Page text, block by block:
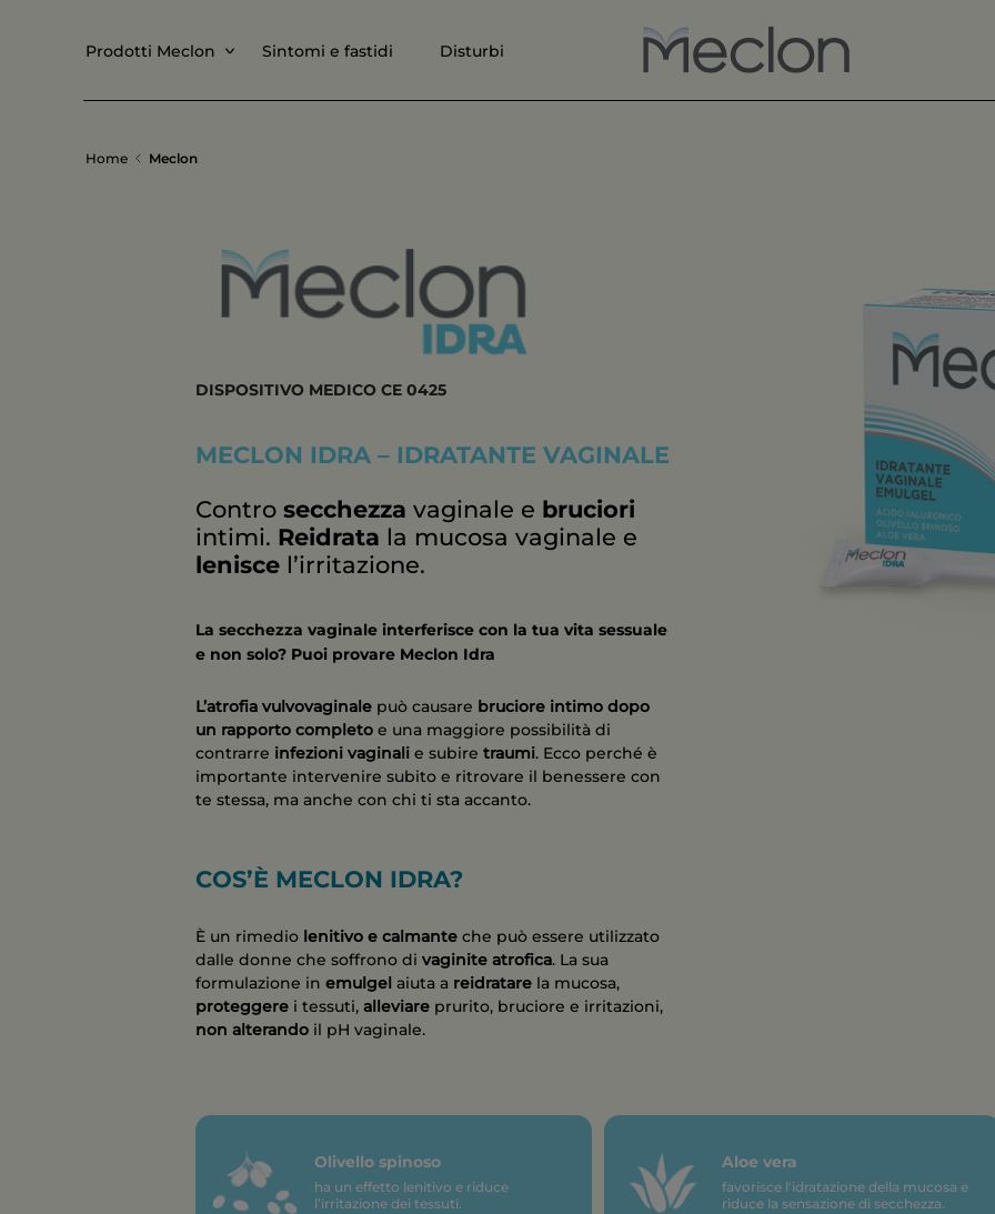
Prodotti Meclon Sintomi e fastidi Disturbi
Home Meclon
DISPOSITIVO MEDICO CE 0425
MECLON IDRA – IDRATANTE VAGINALE
Contro secchezza vaginale e bruciori
intimi. Reidrata la mucosa vaginale e
lenisce l’irritazione.
La secchezza vaginale interferisce con la tua vita sessuale
e non solo? Puoi provare Meclon Idra
L’atrofia vulvovaginale può causare bruciore intimo dopo
un rapporto completoe una maggiore possibilità di
contrarre infezioni vaginalie subire traumi. Ecco perché è
importante intervenire subito e ritrovare il benessere con
te stessa, ma anche con chi ti sta accanto.
COS’È MECLON IDRA?
È un rimedio lenitivo e calmante che può essere utilizzato
dalle donne che soffrono di vaginite atrofica. La sua
formulazione in emulgel aiuta a reidratarela mucosa,
proteggerei tessuti, alleviare prurito, bruciore e irritazioni,
non alterando il pH vaginale.
Olivello spinoso
ha un effetto lenitivo e riduce
l’irritazione dei tessuti.
Aloe vera
favorisce l'idratazione della mucosa e
riduce la sensazione di secchezza.